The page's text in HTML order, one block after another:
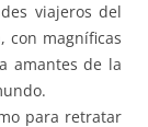
viajeros del
con magníficas
amantes de la
para retratar